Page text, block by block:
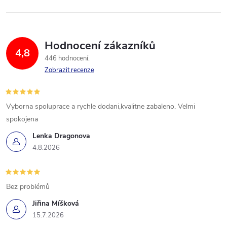
4,8 Hodnocení zákazníků
446 hodnocení
Zobrazit recenze
Lenka Dragonova
4.8.2026
Vyborna spoluprace a rychle dodani,kvalitne zabaleno. Velmi
spokojena
Jiřina Míšková
15.7.2026
Bez problémů